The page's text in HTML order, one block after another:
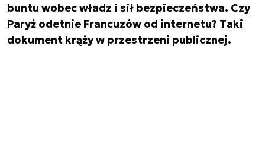
buntu wobec władz i sił bezpieczeństwa. Czy
Paryż odetnie Francuzów od internetu? Taki
dokument krąży w przestrzeni publicznej.